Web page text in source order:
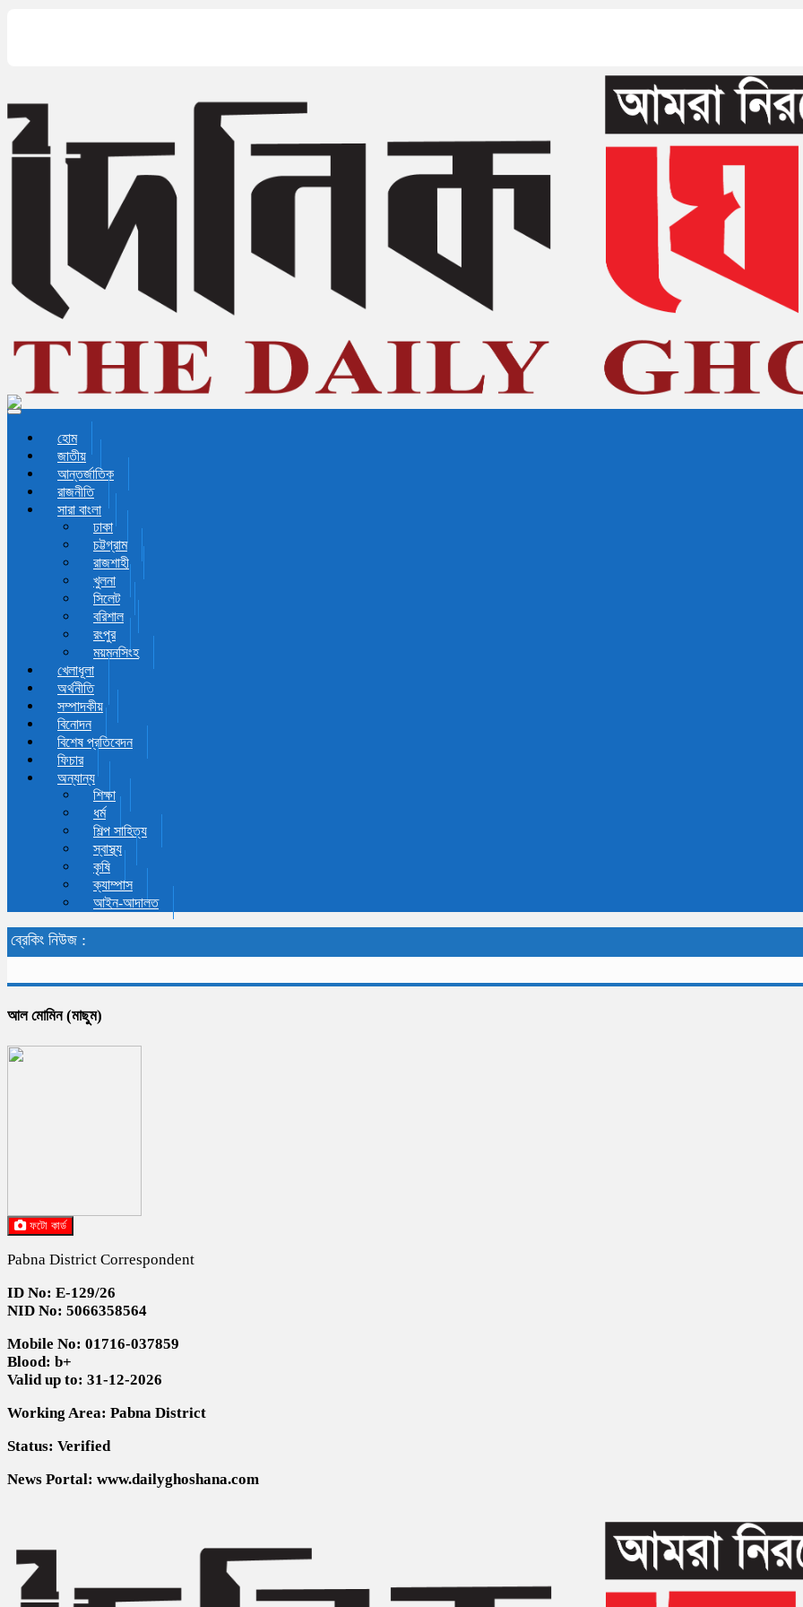
Toggle navigation
হোম
জাতীয়
আন্তর্জাতিক
রাজনীতি
সারা বাংলা
ঢাকা
চট্টগ্রাম
রাজশাহী
খুলনা
সিলেট
বরিশাল
রংপুর
ময়মনসিংহ
খেলাধূলা
অর্থনীতি
সম্পাদকীয়
বিনোদন
বিশেষ প্রতিবেদন
ফিচার
অন্যান্য
শিক্ষা
ধর্ম
শিল্প সাহিত্য
স্বাস্থ্য
কৃষি
ক্যাম্পাস
আইন-আদালত
ব্রেকিং নিউজ :
আল মোমিন (মাছুম)
ফটো কার্ড
Pabna District Correspondent
ID No: E-129/26
NID No: 5066358564
Mobile No: 01716-037859
Blood: b+
Valid up to: 31-12-2026
Working Area: Pabna District
Status: Verified
News Portal: www.dailyghoshana.com